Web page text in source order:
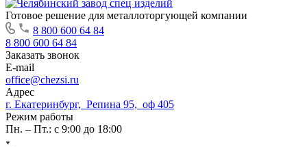
Готовое решение для металлоторгующей компании
8 800 600 64 84
8 800 600 64 84
Заказать звонок
E-mail
office@chezsi.ru
Адрес
г. Екатеринбург, Репина 95, оф 405
Режим работы
Пн. – Пт.: с 9:00 до 18:00